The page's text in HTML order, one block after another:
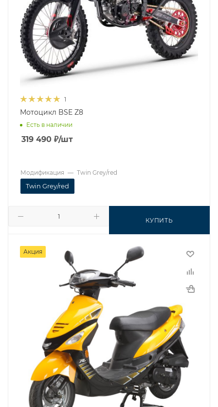
1
Мотоцикл BSE Z8
Есть в наличии
319 490 ₽/шт
КУПИТЬ
Модификация — Twin Grey/red
Twin Grey/red
Акция